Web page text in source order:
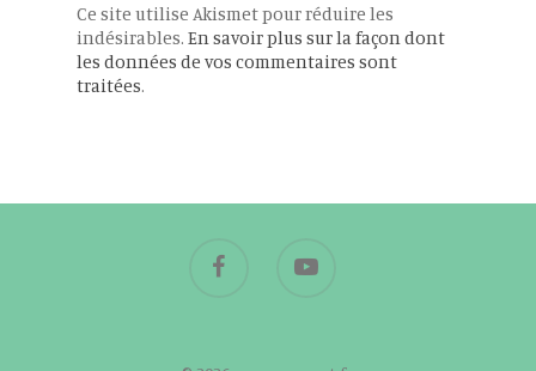
Ce site utilise Akismet pour réduire les
indésirables. En savoir plus sur la façon dont
les données de vos commentaires sont
traitées.